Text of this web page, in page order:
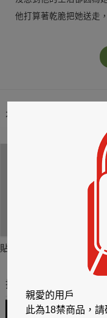
他打算著乾脆把她送走
也罷，幫她「解毒」之
可她居然不肯答應，
本類暢銷榜
貼身剪裁II：如癮
3
貼
六
推薦你買好東西
親愛的用戶
此為18禁商品，